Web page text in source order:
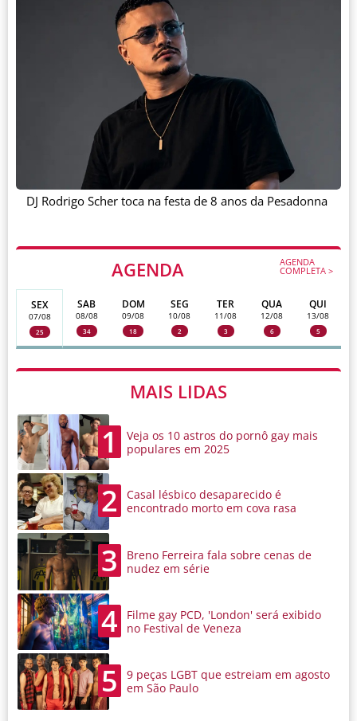
AGENDA AGENDA
COMPLETA >
SEX
07/08
25
SAB
08/08
34
DOM
09/08
18
SEG
10/08
2
TER
11/08
3
QUA
12/08
6
QUI
13/08
5
MAIS LIDAS
1
Veja os 10 astros do pornô gay mais
populares em 2025
2
Casal lésbico desaparecido é
encontrado morto em cova rasa
3
Breno Ferreira fala sobre cenas de
nudez em série
4
Filme gay PCD, 'London' será exibido
no Festival de Veneza
5
9 peças LGBT que estreiam em agosto
em São Paulo
DJ Rodrigo Scher toca na festa de 8 anos da Pesadonna